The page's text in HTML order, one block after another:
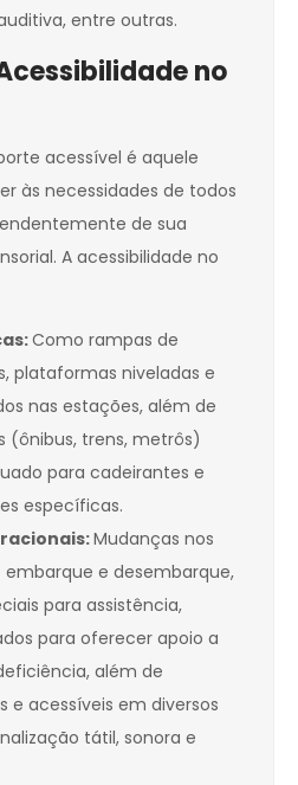
entre outras.
no
acessível é aquele
às necessidades de todos
de sua
A acessibilidade no
Como rampas de
plataformas niveladas e
nas estações, além de
(ônibus, trens, metrôs)
para cadeirantes e
específicas.
Mudanças nos
e desembarque,
para assistência,
para oferecer apoio a
além de
e acessíveis em diversos
tátil, sonora e